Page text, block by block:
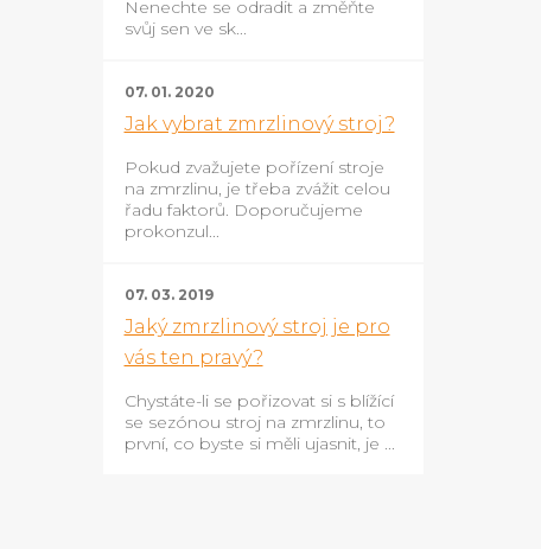
Nenechte se odradit a změňte
svůj sen ve sk...
07. 01. 2020
Jak vybrat zmrzlinový stroj?
Pokud zvažujete pořízení stroje
na zmrzlinu, je třeba zvážit celou
řadu faktorů. Doporučujeme
prokonzul...
07. 03. 2019
Jaký zmrzlinový stroj je pro
vás ten pravý?
Chystáte-li se pořizovat si s blížící
se sezónou stroj na zmrzlinu, to
první, co byste si měli ujasnit, je ...